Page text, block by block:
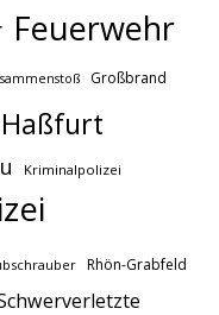
Feuerwehr
Großbrand
Haßfurt
Kriminalpolizei
Rhön-Grabfeld